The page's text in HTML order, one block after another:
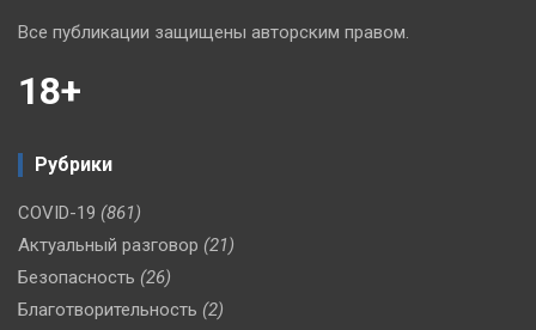
Все публикации защищены авторским правом.
18+
Рубрики
COVID-19 (861)
Актуальный разговор (21)
Безопасность (26)
Благотворительность (2)